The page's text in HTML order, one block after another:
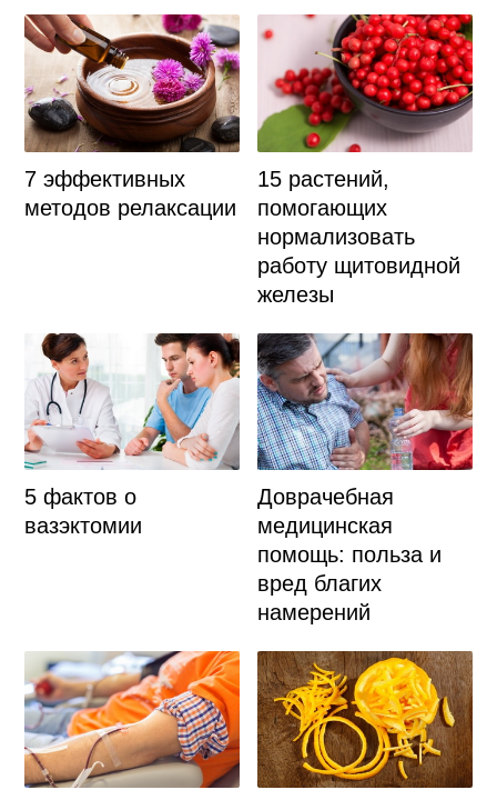
7 эффективных
методов релаксации
15 растений,
помогающих
нормализовать
работу щитовидной
железы
5 фактов о
вазэктомии
Доврачебная
медицинская
помощь: польза и
вред благих
намерений